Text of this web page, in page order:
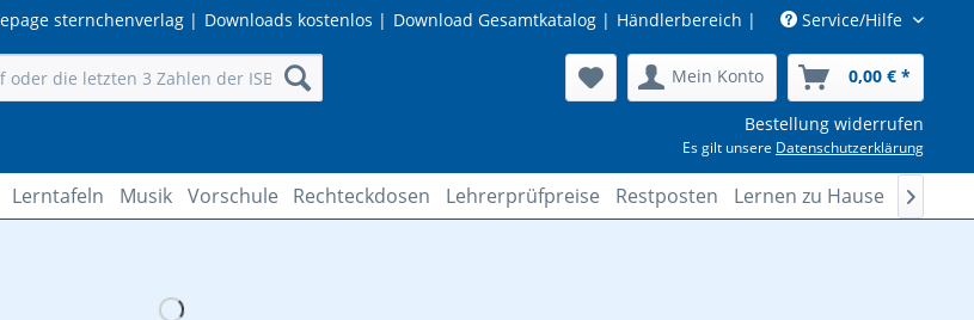
Service/Hilfe
Händlerbereich |
Download Gesamtkatalog |
Downloads kostenlos |
sternchenverlag |
Mein Konto 0,00 € *
Bestellung widerrufen
Es gilt unsere Datenschutzerklärung
Lerntafeln Musik Vorschule Rechteckdosen Lehrerprüfpreise Restposten Lernen zu Hause 